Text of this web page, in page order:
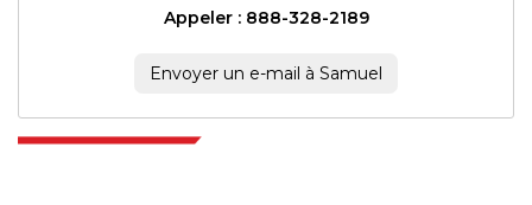
Appeler : 888-328-2189
Envoyer un e-mail à Samuel